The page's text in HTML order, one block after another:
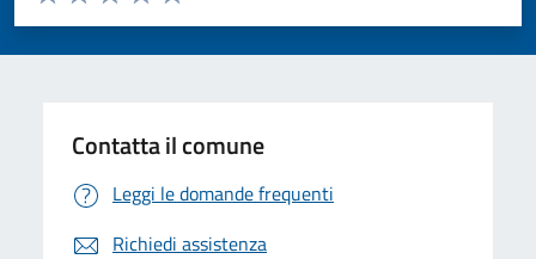
Valuta 5 stelle su 5
Valuta 4 stelle su 5
Valuta 3 stelle su 5
Valuta 2 stelle su 5
Valuta 1 stelle su 5
Contatta il comune
Leggi le domande frequenti
Richiedi assistenza